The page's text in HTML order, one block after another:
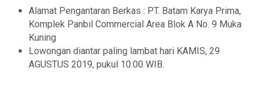
Alamat Pengantaran Berkas : PT. Batam Karya Prima,
Komplek Panbil Commercial Area Blok A No. 9 Muka
Kuning
Lowongan diantar paling lambat hari KAMIS, 29
AGUSTUS 2019, pukul 10.00 WIB.